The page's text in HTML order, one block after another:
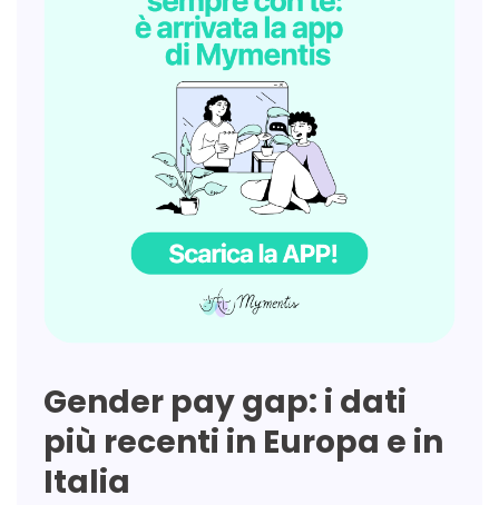
Gender pay gap: i dati
più recenti in Europa e in
Italia